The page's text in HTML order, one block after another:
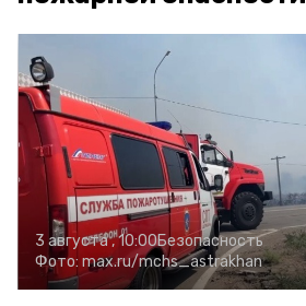
3 августа , 10:00Безопасность
Фото: max.ru/mchs_astrakhan